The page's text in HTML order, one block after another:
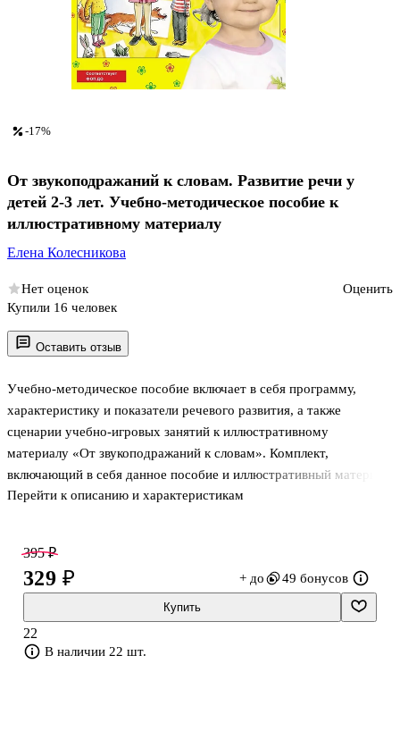
Оставить отзыв
Учебно-методическое пособие включает в себя программу,
характеристику и показатели речевого развития, а также
сценарии учебно-игровых занятий к иллюстративному
материалу «От звукоподражаний к словам». Комплект,
включающий в себя данное пособие и иллюстративный материал
«От звукоподражаний к словам», разработан в соответствии с
образовательных организациях. Советуем в работе с детьми
использовать одновременно оба пособия. Комплект
предназначен для групповой и индивидуальной работы
взрослого (родителя, педагога, гувернёра) с ребёнком.
Рекомендуется широкому кругу специалистов, работающих
Перейти к описанию и характеристикам
-17%
От звукоподражаний к словам. Развитие речи у
детей 2-3 лет. Учебно-методическое пособие к
иллюстративному материалу
Елена Колесникова
Нет оценок
Оценить
Купили 16 человек
395 ₽
329 ₽ + до 49 бонусов
Купить
22
В наличии 22 шт.